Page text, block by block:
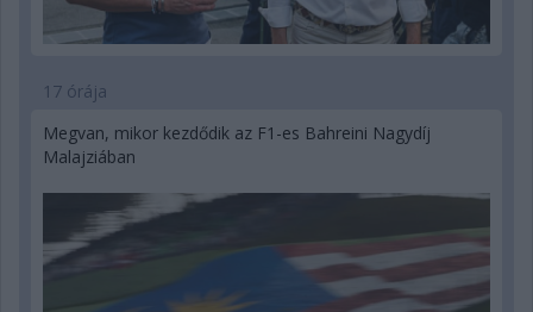
17 órája
Megvan, mikor kezdődik az F1-es Bahreini Nagydíj
Malajziában